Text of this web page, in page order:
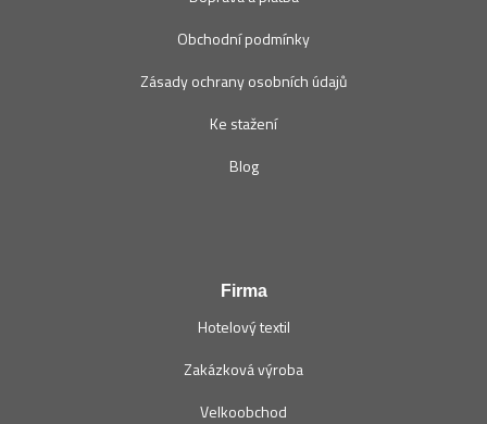
Obchodní podmínky
Zásady ochrany osobních údajů
Ke stažení
Blog
Firma
Hotelový textil
Zakázková výroba
Velkoobchod